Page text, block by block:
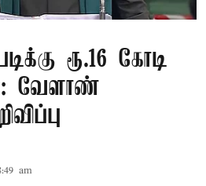
ரூ.16 கோடி
வேளாண்
am